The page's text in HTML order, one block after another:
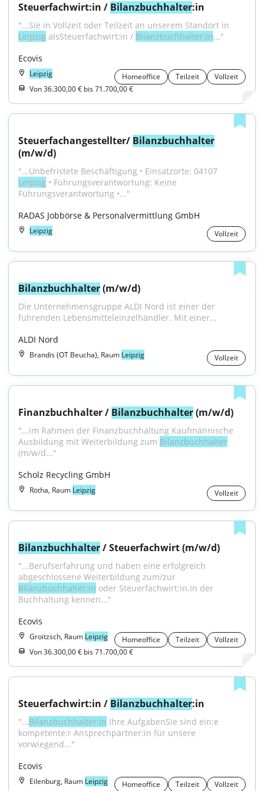
Steuerfachwirt:in / Bilanzbuchhalter:in
Leipzig alsSteuerfachwirt:in / Bilanzbuchhalter:in..."
Ecovis
Leipzig Homeoffice Teilzeit
Vollzeit
Von 36.300,00 € bis 71.700,00 €
Steuerfachangestellter/ Bilanzbuchhalter
(m/w/d)
Leipzig • Führungsverantwortung: Keine
Führungsverantwortung •..."
RADAS Jobbörse & Personalvermittlung GmbH
Leipzig Vollzeit
Bilanzbuchhalter (m/w/d)
Die Unternehmensgruppe ALDI Nord ist einer der
führenden Lebensmitteleinzelhändler. Mit einer...
ALDI Nord
Brandis (OT Beucha), Raum Leipzig Vollzeit
Finanzbuchhalter / Bilanzbuchhalter (m/w/d)
"...im Rahmen der Finanzbuchhaltung Kaufmännische
Ausbildung mit Weiterbildung zum Bilanzbuchhalter
(m/w/d..."
Scholz Recycling GmbH
Rötha, Raum Leipzig Vollzeit
Bilanzbuchhalter / Steuerfachwirt (m/w/d)
"...Berufserfahrung und haben eine erfolgreich
Bilanzbuchhalter:in oder Steuerfachwirt:in.In der
Buchhaltung kennen..."
Ecovis
Groitzsch, Raum Leipzig Homeoffice Teilzeit
Vollzeit
Von 36.300,00 € bis 71.700,00 €
Steuerfachwirt:in / Bilanzbuchhalter:in
"...Bilanzbuchhalter:in Ihre AufgabenSie sind ein:e
kompetente:r Ansprechpartner:in für unsere
vorwiegend..."
Ecovis
Eilenburg, Raum Leipzig Homeoffice Teilzeit
Vollzeit